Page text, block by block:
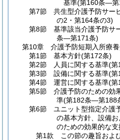
基準(第160条―第
第7節
共生型介護予防サー
の2・第164条の3)
第8節
基準該当介護予防サ
条―第171条)
第10章
介護予防短期入所療
第1節
基本方針(第172条)
第2節
人員に関する基準(第
第3節
設備に関する基準(第
第4節
運営に関する基準(第
第5節
介護予防のための効
準(第182条―第188
第6節
ユニット型指定介護
の基本方針、設備
のための効果的な
第1款
この節の趣旨およ